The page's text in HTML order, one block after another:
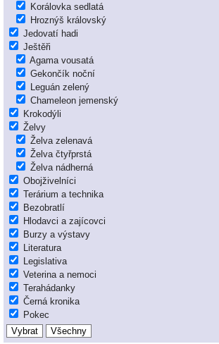
Korálovka sedlatá
Hroznýš královský
Jedovatí hadi
Ještěři
Agama vousatá
Gekončík noční
Leguán zelený
Chameleon jemenský
Krokodýli
Želvy
Želva zelenavá
Želva čtyřprstá
Želva nádherná
Obojživelníci
Terárium a technika
Bezobratlí
Hlodavci a zajícovci
Burzy a výstavy
Literatura
Legislativa
Veterina a nemoci
Terahádanky
Černá kronika
Pokec